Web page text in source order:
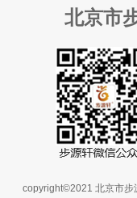
北京市
copyright©2021 北京市步